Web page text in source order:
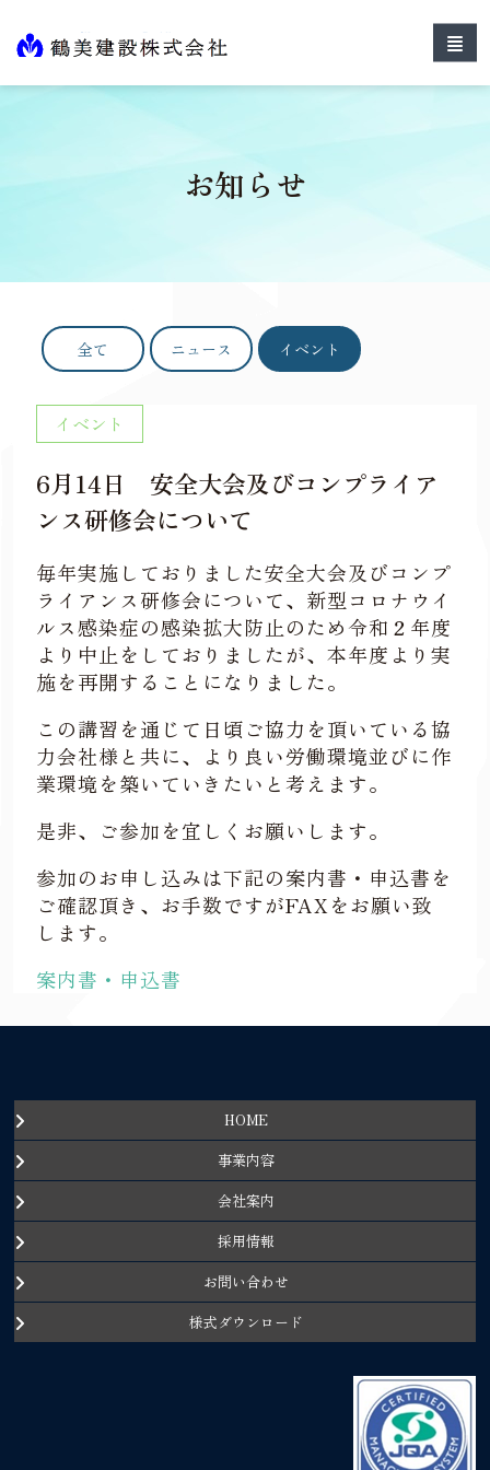
お知らせ
全て ニュース イベント
イベント
6月14日 安全大会及びコンプライア
ンス研修会について
毎年実施しておりました安全大会及びコンプ
ライアンス研修会について、新型コロナウイ
ルス感染症の感染拡大防止のため令和２年度
より中止をしておりましたが、本年度より実
施を再開することになりました。
この講習を通じて日頃ご協力を頂いている協
力会社様と共に、より良い労働環境並びに作
業環境を築いていきたいと考えます。
是非、ご参加を宜しくお願いします。
参加のお申し込みは下記の案内書・申込書を
ご確認頂き、お手数ですがFAXをお願い致
します。
案内書・申込書
HOME
事業内容
会社案内
採用情報
お問い合わせ
様式ダウンロード